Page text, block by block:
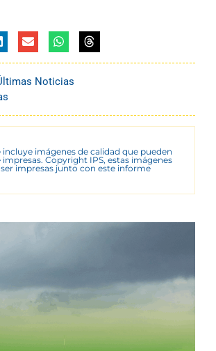
Noticias
incluye imágenes de calidad que pueden
impresas. Copyright IPS, estas imágenes
impresas junto con este informe